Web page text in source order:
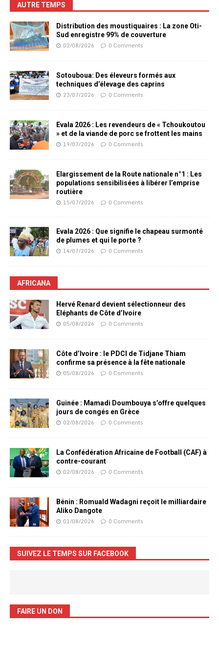
AUTRE TEMPS
Distribution des moustiquaires : La zone Oti-
Sud enregistre 99% de couverture
02/08/2026 0 Comments
Sotouboua: Des éleveurs formés aux
techniques d’élevage des caprins
23/07/2026 0 Comments
Evala 2026 : Les revendeurs de « Tchoukoutou
» et de la viande de porc se frottent les mains
19/07/2026 0 Comments
Elargissement de la Route nationale n°1 : Les
populations sensibilisées à libérer l’emprise
routière
15/07/2026 0 Comments
Evala 2026 : Que signifie le chapeau surmonté
de plumes et qui le porte ?
14/07/2026 0 Comments
AFRICANA
Hervé Renard devient sélectionneur des
Eléphants de Côte d’Ivoire
05/08/2026 0 Comments
Côte d’Ivoire : le PDCI de Tidjane Thiam
confirme sa présence à la fête nationale
05/08/2026 0 Comments
Guinée : Mamadi Doumbouya s’offre quelques
jours de congés en Grèce
02/08/2026 0 Comments
La Confédération Africaine de Football (CAF) à
contre-courant
02/08/2026 0 Comments
Bénin : Romuald Wadagni reçoit le milliardaire
Aliko Dangote
01/08/2026 0 Comments
SUIVEZ LE TEMPS SUR FACEBOOK
FAIRE UN DON